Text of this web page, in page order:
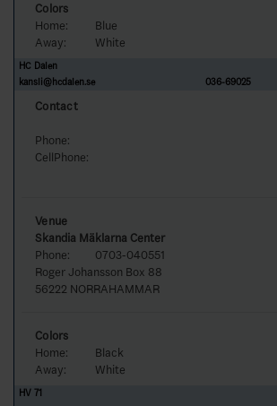
Colors
Home:
Blue
Away:
White
HC Dalen
kansli@hcdalen.se
036-69025
Contact
Phone:
CellPhone:
Venue
Skandia Mäklarna Center
Phone:
0703-040551
Roger Johansson Box 88
56222 NORRAHAMMAR
Colors
Home:
Black
Away:
White
HV 71